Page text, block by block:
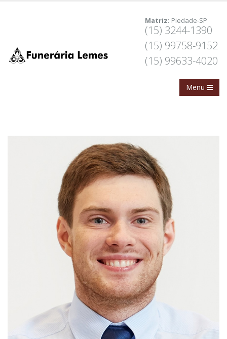
Matriz: Piedade-SP
(15) 3244-1390
(15) 99758-9152
(15) 99633-4020